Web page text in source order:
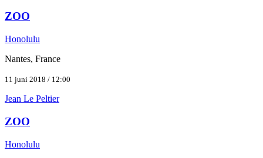
ZOO
Honolulu
Nantes, France
11 juni 2018 / 12:00
Jean Le Peltier
ZOO
Honolulu